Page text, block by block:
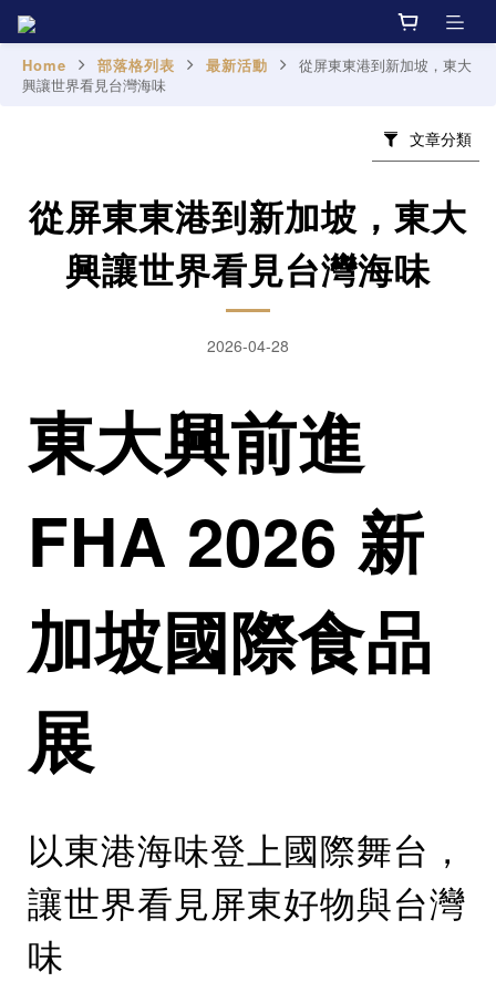
Home 部落格列表 最新活動
從屏東東港到新加坡，東大
興讓世界看見台灣海味
文章分類
從屏東東港到新加坡，東大
興讓世界看見台灣海味
2026-04-28
東大興前進
FHA 2026 新
加坡國際食品
展
以東港海味登上國際舞台，
讓世界看見屏東好物與台灣
味